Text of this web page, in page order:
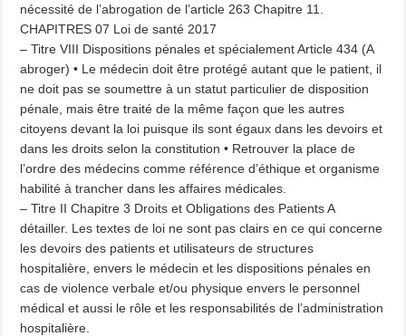
nécessité de l’abrogation de l’article 263 Chapitre 11.
CHAPITRES 07 Loi de santé 2017
– Titre VIII Dispositions pénales et spécialement Article 434 (A
abroger) • Le médecin doit être protégé autant que le patient, il
ne doit pas se soumettre à un statut particulier de disposition
pénale, mais être traité de la même façon que les autres
citoyens devant la loi puisque ils sont égaux dans les devoirs et
dans les droits selon la constitution • Retrouver la place de
l’ordre des médecins comme référence d’éthique et organisme
habilité à trancher dans les affaires médicales.
– Titre II Chapitre 3 Droits et Obligations des Patients A
détailler. Les textes de loi ne sont pas clairs en ce qui concerne
les devoirs des patients et utilisateurs de structures
hospitalière, envers le médecin et les dispositions pénales en
cas de violence verbale et/ou physique envers le personnel
médical et aussi le rôle et les responsabilités de l’administration
hospitalière.